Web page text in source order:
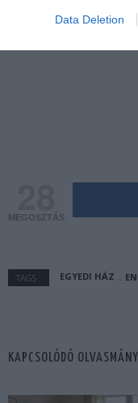
Data Deletion
MEGOSZTÁS
TAGS : EGYEDI HÁZ
KAPCSOLÓDÓ OLVASMÁNY